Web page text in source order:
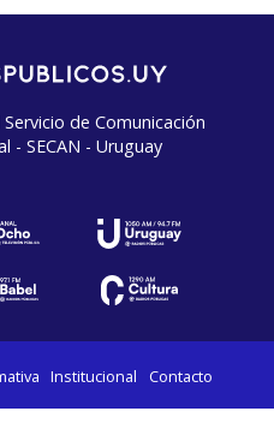
de Comunicación
- SECAN - Uruguay
Institucional Contacto